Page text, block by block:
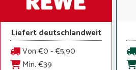
Liefert deutschlandweit
Von €0 - €5,90
Min. €39